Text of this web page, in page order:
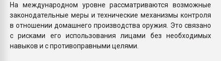
На международном уровне рассматриваются возможные
законодательные меры и технические механизмы контроля
в отношении домашнего производства оружия. Это связано
с рисками его использования лицами без необходимых
навыков и с противоправными целями.